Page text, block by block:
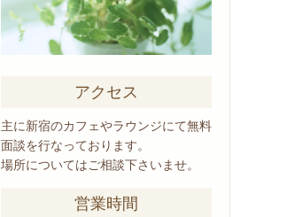
アクセス
主に新宿のカフェやラウンジにて無料
面談を行なっております。
場所についてはご相談下さいませ。
営業時間